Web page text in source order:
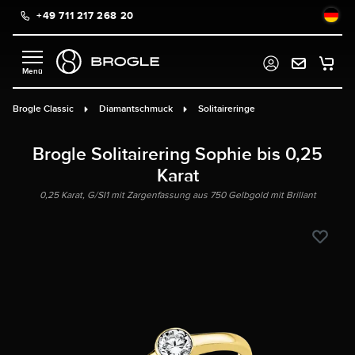
springen
+49 711 217 268 20
Brogle Classic Diamantschmuck Solitaireringe
Brogle Solitairering Sophie bis 0,25
Karat
0,25 Karat, G/SI1 mit Zargenfassung aus 750 Gelbgold mit Brillant